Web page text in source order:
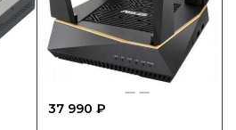
37 990 ₽